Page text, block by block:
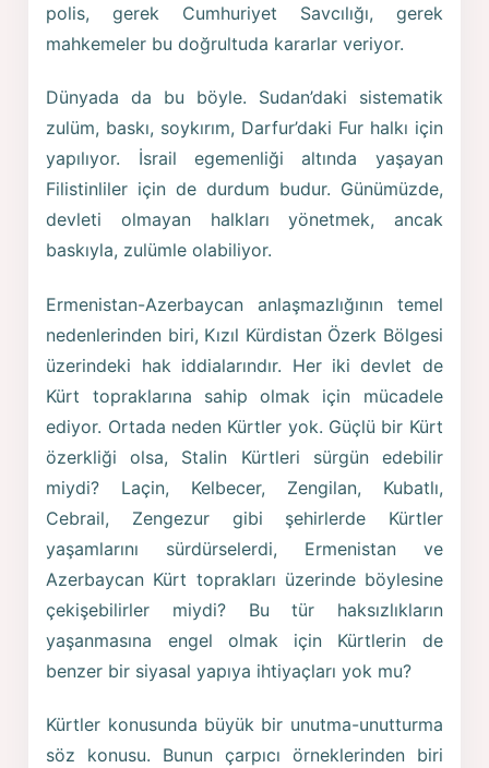
polis, gerek Cumhuriyet Savcılığı, gerek
mahkemeler bu doğrultuda kararlar veriyor.
Dünyada da bu böyle. Sudan’daki sistematik
zulüm, baskı, soykırım, Darfur’daki Fur halkı için
yapılıyor. İsrail egemenliği altında yaşayan
Filistinliler için de durdum budur. Günümüzde,
devleti olmayan halkları yönetmek, ancak
baskıyla, zulümle olabiliyor.
Ermenistan-Azerbaycan anlaşmazlığının temel
nedenlerinden biri, Kızıl Kürdistan Özerk Bölgesi
üzerindeki hak iddialarındır. Her iki devlet de
Kürt topraklarına sahip olmak için mücadele
ediyor. Ortada neden Kürtler yok. Güçlü bir Kürt
özerkliği olsa, Stalin Kürtleri sürgün edebilir
miydi? Laçin, Kelbecer, Zengilan, Kubatlı,
Cebrail, Zengezur gibi şehirlerde Kürtler
yaşamlarını sürdürselerdi, Ermenistan ve
Azerbaycan Kürt toprakları üzerinde böylesine
çekişebilirler miydi? Bu tür haksızlıkların
yaşanmasına engel olmak için Kürtlerin de
benzer bir siyasal yapıya ihtiyaçları yok mu?
Kürtler konusunda büyük bir unutma-unutturma
söz konusu. Bunun çarpıcı örneklerinden biri